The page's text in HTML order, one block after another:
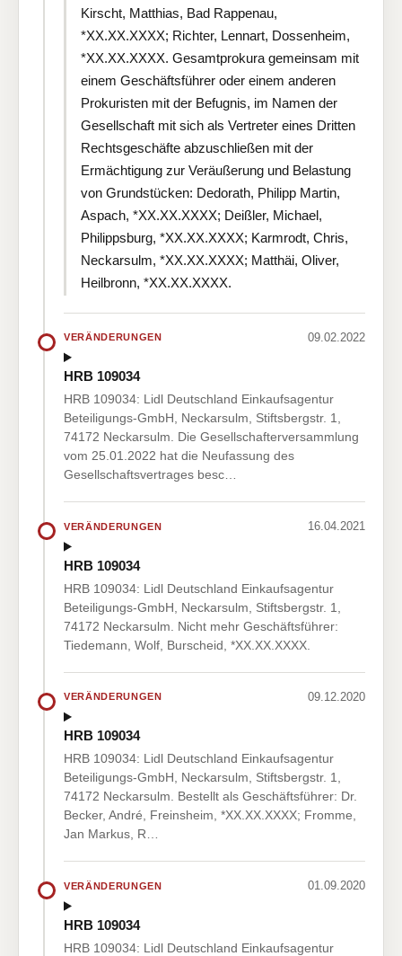
Kirscht, Matthias, Bad Rappenau,
*XX.XX.XXXX; Richter, Lennart, Dossenheim,
*XX.XX.XXXX. Gesamtprokura gemeinsam mit
einem Geschäftsführer oder einem anderen
Prokuristen mit der Befugnis, im Namen der
Gesellschaft mit sich als Vertreter eines Dritten
Rechtsgeschäfte abzuschließen mit der
Ermächtigung zur Veräußerung und Belastung
von Grundstücken: Dedorath, Philipp Martin,
Aspach, *XX.XX.XXXX; Deißler, Michael,
Philippsburg, *XX.XX.XXXX; Karmrodt, Chris,
Neckarsulm, *XX.XX.XXXX; Matthäi, Oliver,
Heilbronn, *XX.XX.XXXX.
VERÄNDERUNGEN 09.02.2022
HRB 109034
HRB 109034: Lidl Deutschland Einkaufsagentur
Beteiligungs-GmbH, Neckarsulm, Stiftsbergstr. 1,
74172 Neckarsulm. Die Gesellschafterversammlung
vom 25.01.2022 hat die Neufassung des
Gesellschaftsvertrages besc…
VERÄNDERUNGEN 16.04.2021
HRB 109034
HRB 109034: Lidl Deutschland Einkaufsagentur
Beteiligungs-GmbH, Neckarsulm, Stiftsbergstr. 1,
74172 Neckarsulm. Nicht mehr Geschäftsführer:
Tiedemann, Wolf, Burscheid, *XX.XX.XXXX.
VERÄNDERUNGEN 09.12.2020
HRB 109034
HRB 109034: Lidl Deutschland Einkaufsagentur
Beteiligungs-GmbH, Neckarsulm, Stiftsbergstr. 1,
74172 Neckarsulm. Bestellt als Geschäftsführer: Dr.
Becker, André, Freinsheim, *XX.XX.XXXX; Fromme,
Jan Markus, R…
VERÄNDERUNGEN 01.09.2020
HRB 109034
HRB 109034: Lidl Deutschland Einkaufsagentur